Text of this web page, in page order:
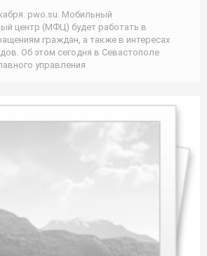
pwo.su. Мобильный
центр (МФЦ) будет работать в
граждан, а также в интересах
Об этом сегодня в Севастополе
управления